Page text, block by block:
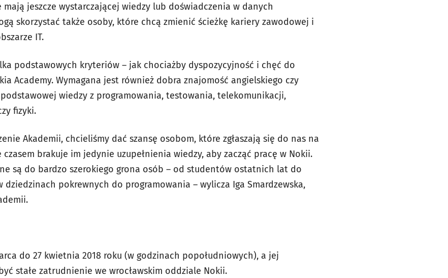
jeszcze wystarczającej wiedzy lub doświadczenia w danych
skorzystać także osoby, które chcą zmienić ścieżkę kariery zawodowej i
IT.
podstawowych kryteriów – jak chociażby dyspozycyjność i chęć do
Academy. Wymagana jest również dobra znajomość angielskiego czy
wiedzy z programowania, testowania, telekomunikacji,
fizyki.
Akademii, chcieliśmy dać szansę osobom, które zgłaszają się do nas na
brakuje im jedynie uzupełnienia wiedzy, aby zacząć pracę w Nokii.
są do bardzo szerokiego grona osób – od studentów ostatnich lat do
dziedzinach pokrewnych do programowania – wylicza Iga Smardzewska,
do 27 kwietnia 2018 roku (w godzinach popołudniowych), a jej
stałe zatrudnienie we wrocławskim oddziale Nokii.